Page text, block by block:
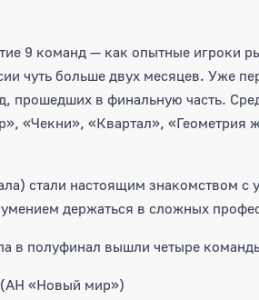
9 команд — как опытные игроки
чуть больше двух месяцев. Уже
прошедших в финальную часть.
«Чекни», «Квартал», «Геометрия
стали настоящим знакомством с
умением держаться в сложных
в полуфинал вышли четыре
«Новый мир»)